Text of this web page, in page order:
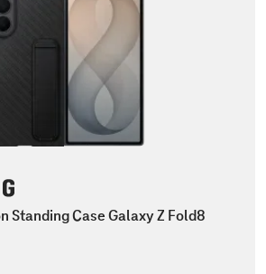
Standing Case Galaxy Z Fold8